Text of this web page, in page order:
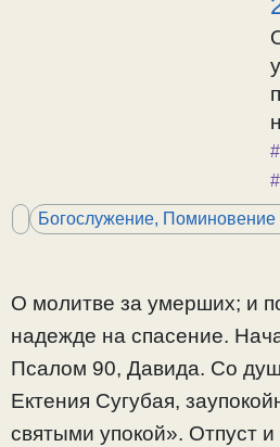
Богослужение,
О молитве за умерших; и
надежде на спасение.
Псалом 90, Давида. Со
Ектения Сугубая,
святыми упокой». Отпуст